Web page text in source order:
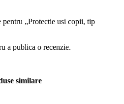
„Protectie usi copii, tip
a publica o recenzie.
similare